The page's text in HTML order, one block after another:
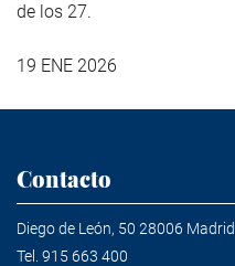
de los 27.
19 ENE 2026
Contacto
Diego de León, 50 28006 Madrid
Tel. 915 663 400